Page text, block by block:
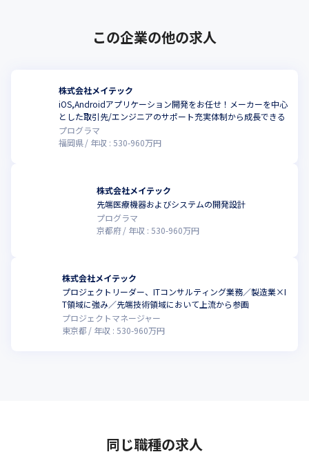
この企業の他の求人
株式会社メイテック
iOS,Androidアプリケーション開発をお任せ！メーカーを中心
とした取引先/エンジニアのサポート充実体制から成長できる
プログラマ
福岡県
年収 : 530-960万円
株式会社メイテック
先端医療機器およびシステムの開発設計
プログラマ
京都府
年収 : 530-960万円
株式会社メイテック
プロジェクトリーダー、ITコンサルティング業務／製造業×I
T領域に強み／先端技術領域において上流から参画
プロジェクトマネージャー
東京都
年収 : 530-960万円
同じ職種の求人